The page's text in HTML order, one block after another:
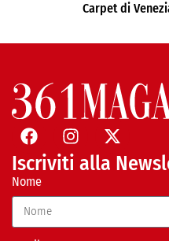
Carpet di
Iscriviti alla
Nome